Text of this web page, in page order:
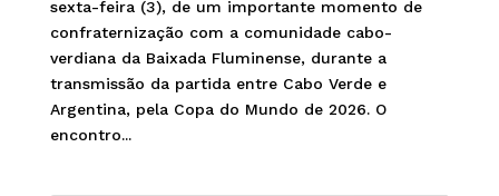
sexta-feira (3), de um importante momento de
confraternização com a comunidade cabo-
verdiana da Baixada Fluminense, durante a
transmissão da partida entre Cabo Verde e
Argentina, pela Copa do Mundo de 2026. O
encontro...